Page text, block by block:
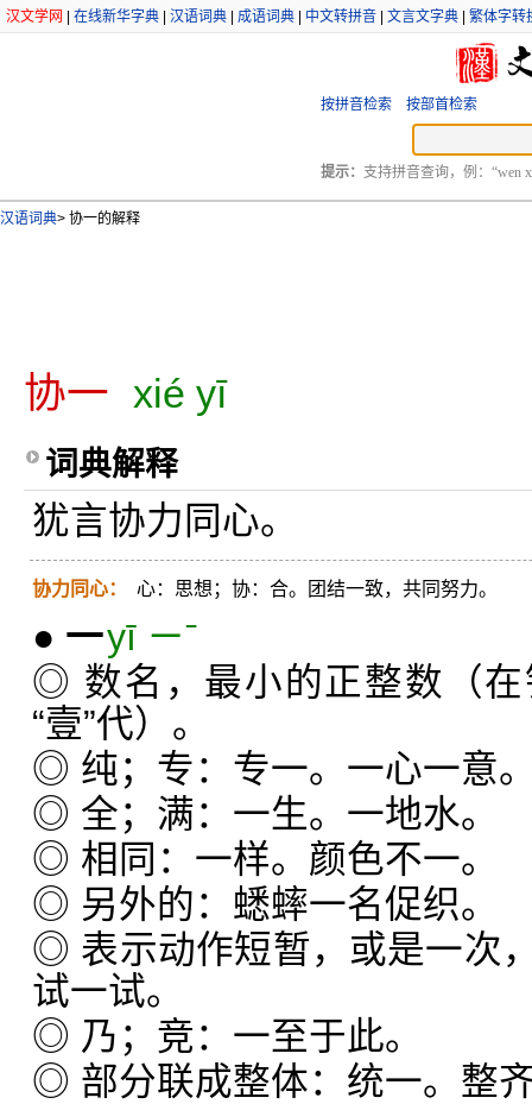
汉文学网 在线新华字典 汉语词典 成语词典 中文转拼音 文言文字典 繁体字转
按拼音检索 按部首检索
提示： 支持拼音查询，例：“wen
汉语词典> 协一的解释
协一 xié yī
词典解释
犹言协力同心。
协力同心： 心：思想；协：合。团结一致，共同努力。
● 一yī ㄧˉ
◎ 数名，最小的正整数（
“壹”代）。
◎ 纯；专：专一。一心一意
◎ 全；满：一生。一地水。
◎ 相同：一样。颜色不一。
◎ 另外的：蟋蟀一名促织。
◎ 表示动作短暂，或是一次
试一试。
◎ 乃；竞：一至于此。
◎ 部分联成整体：统一。整